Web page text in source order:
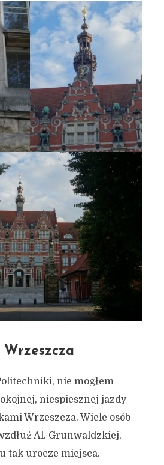
nie mogłem
niespiesznej jazdy
Wrzeszcza. Wiele osób
Al. Grunwaldzkiej,
tak urocze miejsca.